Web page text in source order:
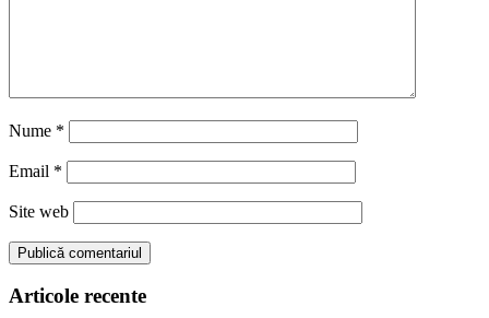
Nume *
Email *
Site web
Articole recente